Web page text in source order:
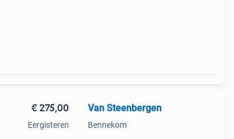
€ 275,00
Eergisteren
Van Steenbergen
Bennekom